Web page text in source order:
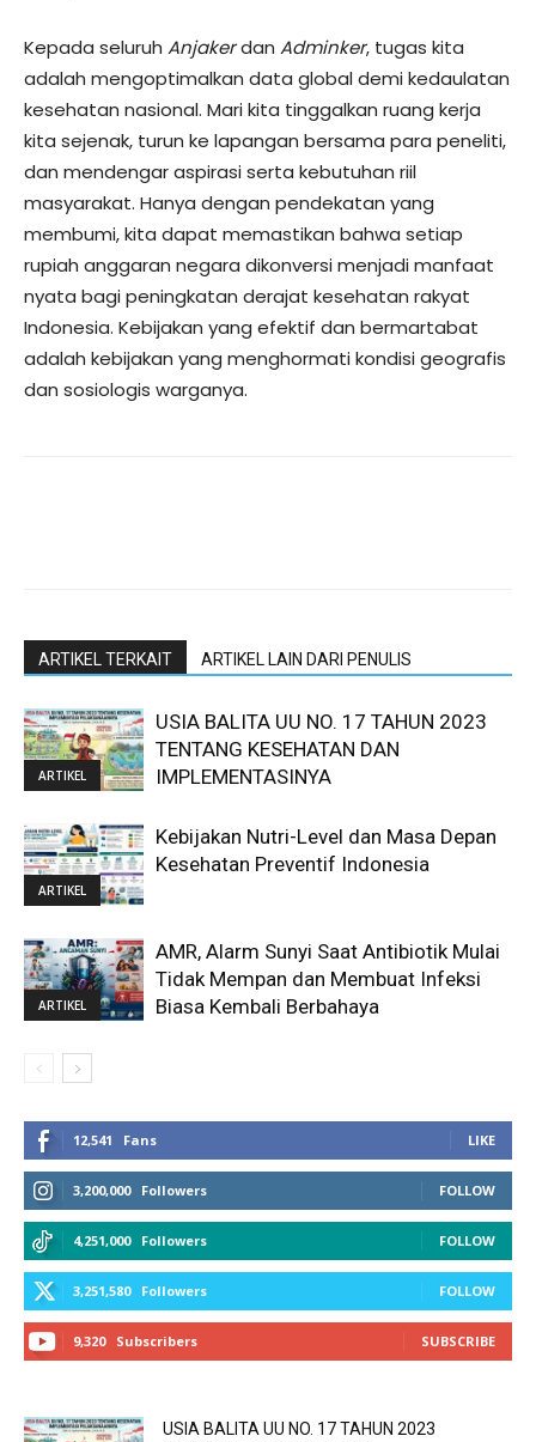
​Kepada seluruh Anjakerdan Adminker, tugas kita
adalah mengoptimalkan data global demi kedaulatan
kesehatan nasional. Mari kita tinggalkan ruang kerja
kita sejenak, turun ke lapangan bersama para peneliti,
dan mendengar aspirasi serta kebutuhan riil
masyarakat. Hanya dengan pendekatan yang
membumi, kita dapat memastikan bahwa setiap
rupiah anggaran negara dikonversi menjadi manfaat
nyata bagi peningkatan derajat kesehatan rakyat
Indonesia. Kebijakan yang efektif dan bermartabat
adalah kebijakan yang menghormati kondisi geografis
dan sosiologis warganya.
ARTIKEL TERKAIT ARTIKEL LAIN DARI PENULIS
ARTIKEL
USIA BALITA UU NO. 17 TAHUN 2023
TENTANG KESEHATAN DAN
IMPLEMENTASINYA
ARTIKEL
Kebijakan Nutri-Level dan Masa Depan
Kesehatan Preventif Indonesia
ARTIKEL
AMR, Alarm Sunyi Saat Antibiotik Mulai
Tidak Mempan dan Membuat Infeksi
Biasa Kembali Berbahaya
12,541 Fans LIKE
3,200,000 Followers FOLLOW
4,251,000 Followers FOLLOW
3,251,580 Followers FOLLOW
9,320 Subscribers SUBSCRIBE
USIA BALITA UU NO. 17 TAHUN 2023